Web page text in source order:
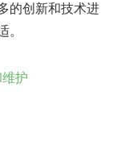
的创新和技术进
。
护